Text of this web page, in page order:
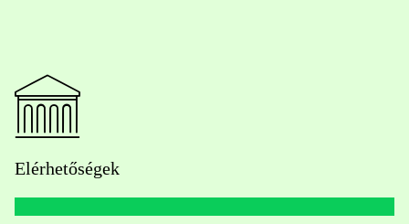
Elérhetőségek